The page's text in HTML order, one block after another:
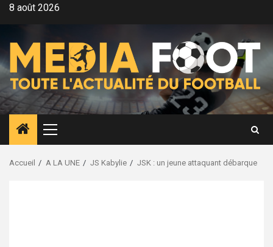
Aller8 août 2026
Menu
principal
Accueil A LA UNE JS Kabylie JSK : un jeune attaquant débarque